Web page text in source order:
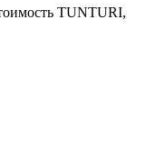
TUNTURI,